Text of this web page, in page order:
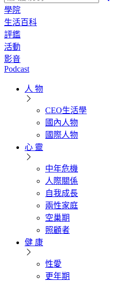
學院
生活百科
評鑑
活動
影音
Podcast
人 物
CEO生活學
國內人物
國際人物
心 靈
中年危機
人際關係
自我成長
兩性家庭
空巢期
照顧者
健 康
性愛
更年期